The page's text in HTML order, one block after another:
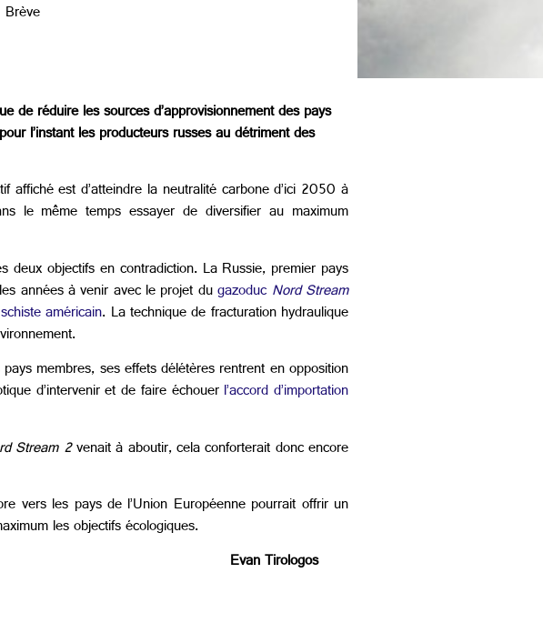
Brève
réduire les sources d’approvisionnement des pays
l’instant les producteurs russes au détriment des
affiché est d’atteindre la neutralité carbone d’ici 2050 à
le même temps essayer de diversifier au maximum
deux objectifs en contradiction. La Russie, premier pays
années à venir avec le projet dugazoduc Nord Stream
américain. La technique de fracturation hydraulique
membres, ses effets délétères rentrent en opposition
d’intervenir et de faire échouerl’accord d’importation
Stream 2venait à aboutir, cela conforterait donc encore
vers les pays de l’Union Européenne pourrait offrir un
les objectifs écologiques.